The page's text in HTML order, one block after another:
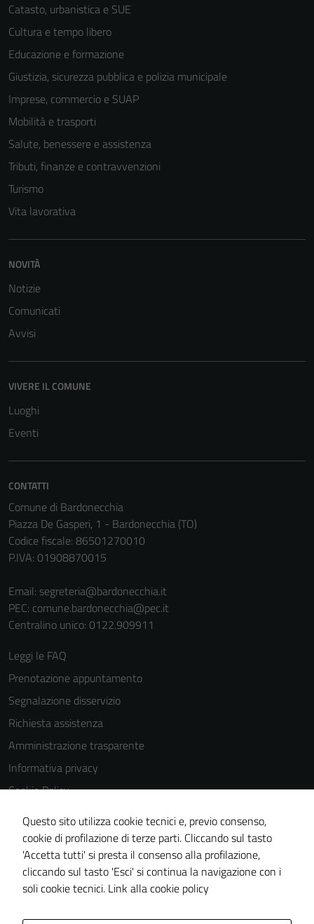
Catasto, urbanistica e SUE
Cultura e tempo libero
Educazione e formazione
Giustizia, sicurezza pubblica e polizia municipale
Imprese, commercio e SUAP
Mobilità e trasporti
Salute, benessere e assistenza
Tributi, finanze e contravvenzioni
Turismo
Vita lavorativa
NOVITÀ
Notizie
Comunicati
Avvisi
VIVERE IL COMUNE
Luoghi
Eventi
CONTATTI
Comune di Bardonecchia
Piazza De Gasperi, 1 - Bardonecchia (TO)
Codice fiscale: 86501270010
P.IVA: 01908870015
Email: segreteria@bardonecchia.it
PEC: comune.bardonecchia@pec.it
Centralino unico: 0122.909911
Leggi le FAQ
Prenotazione appuntamento
Segnalazione disservizio
Richiesta assistenza
Amministrazione trasparente
Informativa privacy
Cookie Policy
Note legali
Dichiarazione di accessibilità
Segnalazioni di inaccessibilità
Piano di miglioramento del sito
Questo sito utilizza cookie tecnici e, previo consenso,
cookie di profilazione di terze parti. Cliccando sul tasto
'Accetta tutti' si presta il consenso alla profilazione,
cliccando sul tasto 'Esci' si continua la navigazione con i
soli cookie tecnici. Link alla cookie policy
Questi cookie
Terze parti
impostati da
una serie di
peggiore la
la fruizione
delle
funzionalità
del sito.